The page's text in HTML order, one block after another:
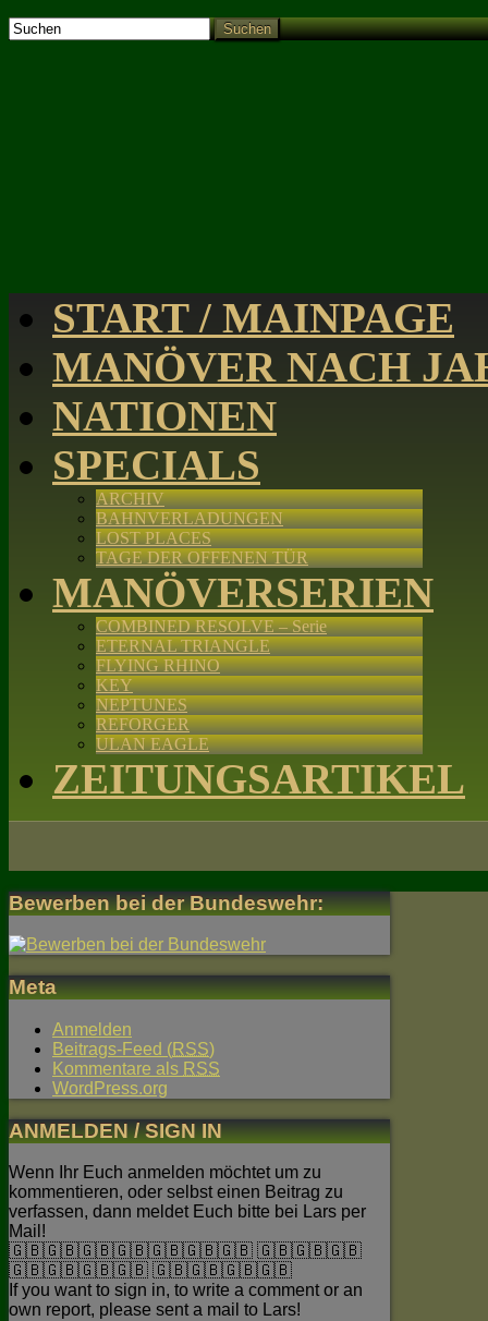
Suchen
START / MAINPAGE
MANÖVER NACH
NATIONEN
SPECIALS
ARCHIV
BAHNVERLADUNGEN
LOST PLACES
TAGE DER OFFENEN TÜR
MANÖVERSERIEN
COMBINED RESOLVE – Serie
ETERNAL TRIANGLE
FLYING RHINO
KEY
NEPTUNES
REFORGER
ULAN EAGLE
ZEITUNGSARTIKEL
Bewerben bei der Bundeswehr:
Meta
Anmelden
Beitrags-Feed (RSS)
Kommentare als RSS
WordPress.org
ANMELDEN / SIGN IN
Wenn Ihr Euch anmelden möchtet um zu
kommentieren, oder selbst einen Beitrag zu
verfassen, dann meldet Euch bitte bei Lars per
Mail!
🇬🇧🇬🇧🇬🇧🇬🇧🇬🇧🇬🇧🇬🇧 🇬🇧🇬🇧🇬🇧
🇬🇧🇬🇧🇬🇧🇬🇧 🇬🇧🇬🇧🇬🇧🇬🇧
If you want to sign in, to write a comment or an
own report, please sent a mail to Lars!